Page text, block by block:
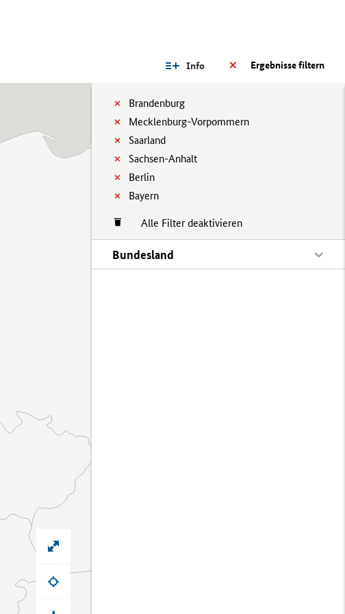
Ergebnisse filtern
Info
Brandenburg
Mecklenburg-Vorpommern
Saarland
Sachsen-Anhalt
Berlin
Bayern
Alle Filter deaktivieren
Bundesland